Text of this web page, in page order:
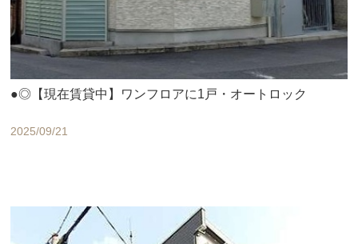
●◎【現在賃貸中】ワンフロアに1戸・オートロック
2025/09/21